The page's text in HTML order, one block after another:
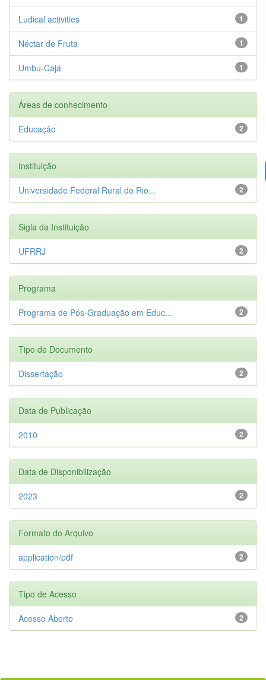
1
Ludical activities
1
Néctar de Fruta
1
Umbu-Cajá
Áreas de conhecimento
2
Educação
Instituição
2
Universidade Federal Rural do Rio...
Sigla da Instituição
2
UFRRJ
Programa
2
Programa de Pós-Graduação em Educ...
Tipo de Documento
2
Dissertação
Data de Publicação
2
2010
Data de Disponibilização
2
2023
Formato do Arquivo
2
application/pdf
Tipo de Acesso
2
Acesso Aberto